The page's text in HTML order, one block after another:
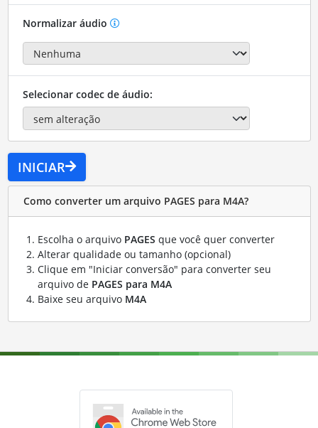
Normalizar áudio
Selecionar codec de áudio:
INICIAR
Como converter um arquivo PAGES para M4A?
Escolha o arquivo PAGES que você quer converter
Alterar qualidade ou tamanho (opcional)
Clique em "Iniciar conversão" para converter seu
arquivo de PAGES para M4A
Baixe seu arquivo M4A